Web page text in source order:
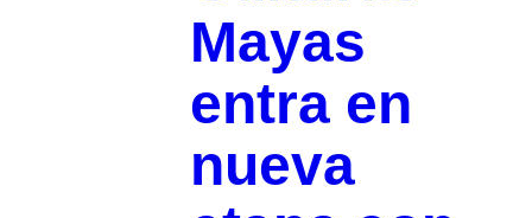
Mayas
entra en
nueva